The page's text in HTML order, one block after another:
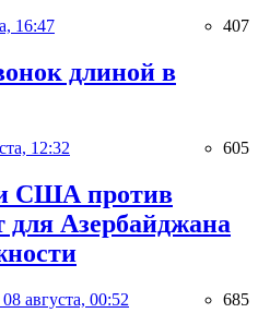
16:47 407
длиной в
12:32 605
США против
для Азербайджана
08 августа, 00:52 685